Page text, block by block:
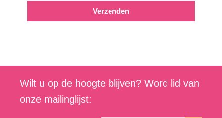
Wilt u op de hoogte blijven? Word lid van
onze mailinglijst: